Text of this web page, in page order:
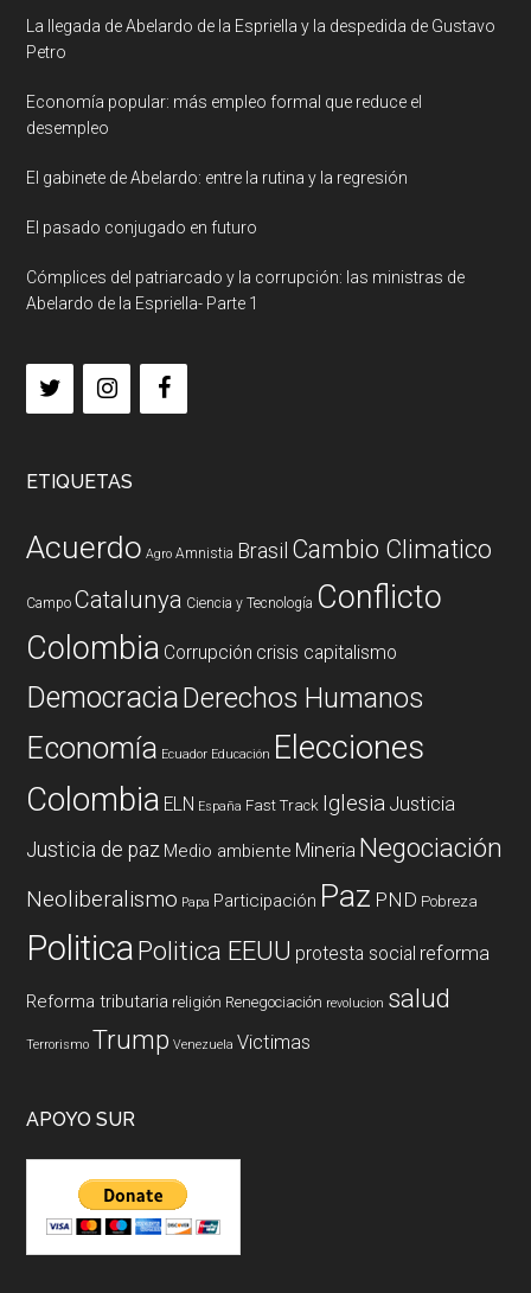
La llegada de Abelardo de la Espriella y la despedida de Gustavo
Petro
Economía popular: más empleo formal que reduce el
desempleo
El gabinete de Abelardo: entre la rutina y la regresión
El pasado conjugado en futuro
Cómplices del patriarcado y la corrupción: las ministras de
Abelardo de la Espriella- Parte 1
ETIQUETAS
Acuerdo Agro Amnistia Brasil Cambio Climatico
Campo Catalunya Ciencia y Tecnología Conflicto
Colombia Corrupción crisis capitalismo
DemocraciaDerechos Humanos
Economía Ecuador Educación Elecciones
Colombia ELN España Fast Track Iglesia Justicia
Justicia de paz Medio ambiente Mineria Negociación
Neoliberalismo Papa Participación Paz PND Pobreza
PoliticaPolitica EEUU protesta social reforma
Reforma tributaria religión Renegociación revolucion salud
Terrorismo Trump Venezuela Victimas
APOYO SUR